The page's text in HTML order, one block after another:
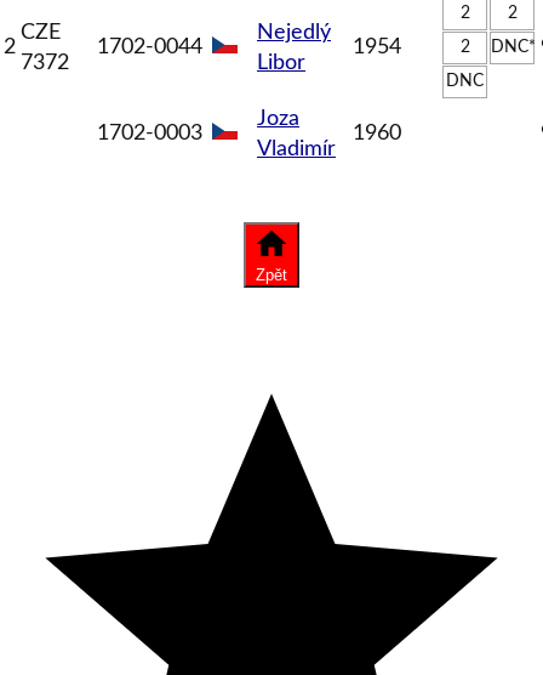
2
CZE
7372
1702-0044
Nejedlý
Libor
1954
2
2
2
DNC*
DNC
1702-0003
Joza
Vladimír
1960
Zpět